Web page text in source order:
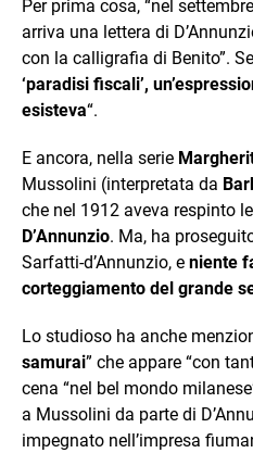
Per prima cosa, “nel
arriva una lettera di
con la calligrafia di Benito”.
‘paradisi fiscali’,
esisteva“.
E ancora, nella serie
Mussolini (interpretata da
che nel 1912 aveva respinto
D’Annunzio. Ma, ha
Sarfatti-d’Annunzio, e niente
corteggiamento del grande
Lo studioso ha anche
samurai” che appare “con
cena “nel bel mondo
a Mussolini da parte di
impegnato nell’impresa